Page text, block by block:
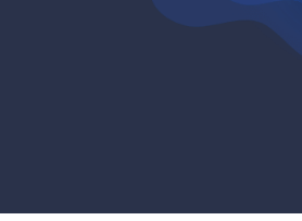
Recovery
OS2Go
Windows To